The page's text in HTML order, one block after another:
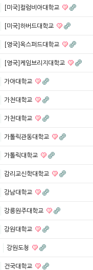
[미국]컬럼비아대학교
[미국]하버드대학교
[영국]옥스퍼드대학교
[영국]케임브리지대학교
가야대학교
가천대학교
가천대학교
가톨릭관동대학교
가톨릭대학교
감리교신학대학교
강남대학교
강릉원주대학교
강원대학교
강원도청
건국대학교